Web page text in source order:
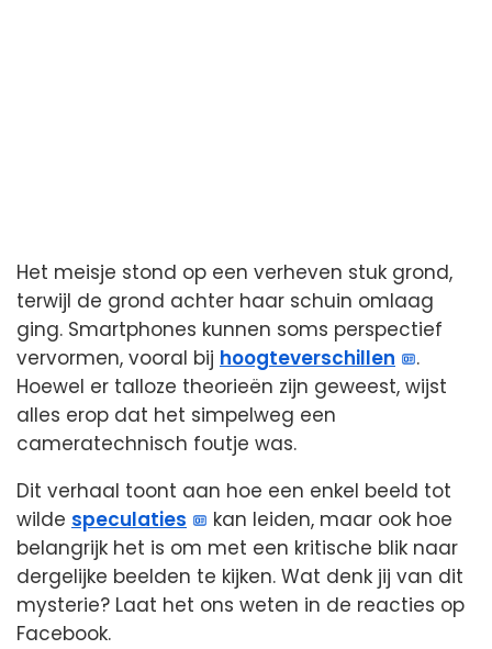
Het meisje stond op een verheven stuk grond,
terwijl de grond achter haar schuin omlaag
ging. Smartphones kunnen soms perspectief
vervormen, vooral bij hoogteverschillen
.
Hoewel er talloze theorieën zijn geweest, wijst
alles erop dat het simpelweg een
cameratechnisch foutje was.
Dit verhaal toont aan hoe een enkel beeld tot
wilde speculaties
kan leiden, maar ook hoe
belangrijk het is om met een kritische blik naar
dergelijke beelden te kijken. Wat denk jij van dit
mysterie? Laat het ons weten in de reacties op
Facebook.